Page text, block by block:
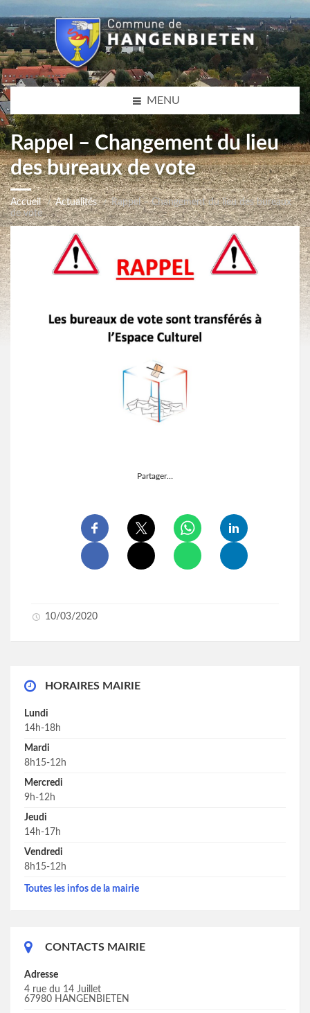
MENU
Rappel – Changement du lieu
des bureaux de vote
Accueil Actualités
Rappel – Changement du lieu des bureaux
de vote
Partager…
10/03/2020
HORAIRES MAIRIE
Lundi
14h-18h
Mardi
8h15-12h
Mercredi
9h-12h
Jeudi
14h-17h
Vendredi
8h15-12h
Toutes les infos de la mairie
CONTACTS MAIRIE
Adresse
4 rue du 14 Juillet
67980 HANGENBIETEN